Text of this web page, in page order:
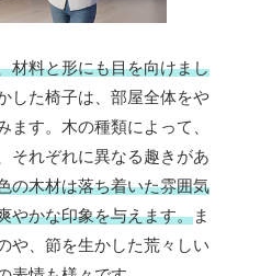
材料と形にも目を向けまし
した椅子は、部屋全体をや
ます。木の種類によって、
それぞれに異なる趣きがあ
の木材は落ち着いた雰囲気
やかな印象を与えます。ま
や、節を生かした荒々しい